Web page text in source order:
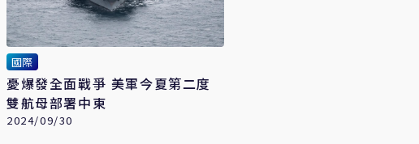
國際
憂爆發全面戰爭 美軍今夏第二度
雙航母部署中東
2024/09/30